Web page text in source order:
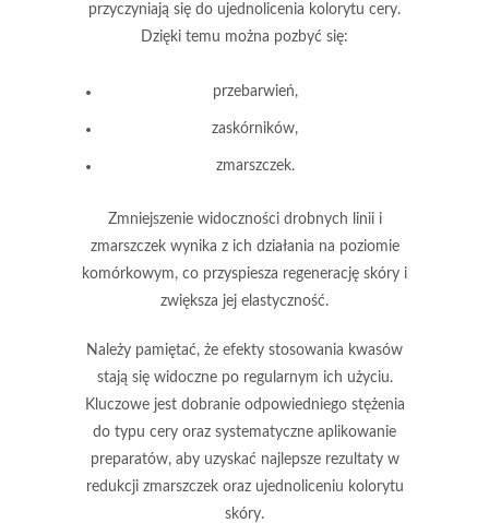
przyczyniają się do ujednolicenia kolorytu cery.
Dzięki temu można pozbyć się:
przebarwień,
zaskórników,
zmarszczek.
Zmniejszenie widoczności drobnych linii i
zmarszczekwynika z ich działania na poziomie
komórkowym, co przyspiesza regenerację skóry i
zwiększa jej elastyczność.
Należy pamiętać, że efekty stosowania kwasów
stają się widoczne po regularnym ich użyciu.
Kluczowe jest dobranie odpowiedniego stężenia
do typu cery oraz systematyczne aplikowanie
preparatów, aby uzyskać najlepsze rezultaty w
redukcji zmarszczek oraz ujednoliceniu kolorytu
skóry.